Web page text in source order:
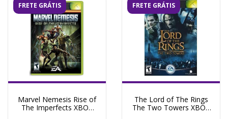
FRETE GRÁTIS
Marvel Nemesis Rise of
The Imperfects XBOX
FRETE GRÁTIS
The Lord of The Rings
The Two Towers XBOX